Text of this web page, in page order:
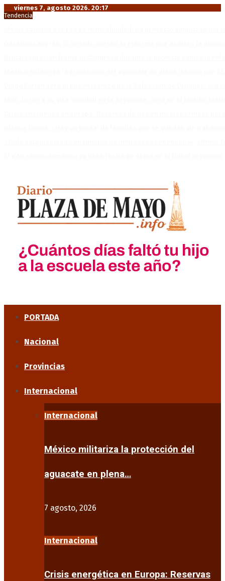
viernes 7, agosto 2026. 20:17
Tendencia
PORTADA
Nacional
Provincias
Internacional
Internacional
México militariza la protección del
aguacate en plena…
7 agosto, 2026
Internacional
Crisis energética en Europa: Reservas